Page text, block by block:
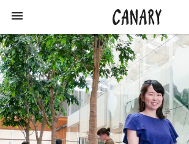
KEYWORD
キーワード